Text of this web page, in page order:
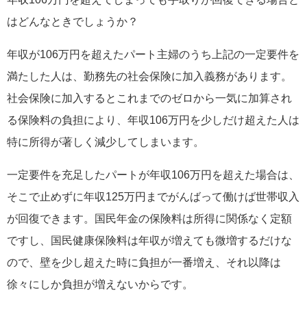
はどんなときでしょうか？
年収が106万円を超えたパート主婦のうち上記の一定要件を
満たした人は、勤務先の社会保険に加入義務があります。
社会保険に加入するとこれまでのゼロから一気に加算され
る保険料の負担により、年収106万円を少しだけ超えた人は
特に所得が著しく減少してしまいます。
一定要件を充足したパートが年収106万円を超えた場合は、
そこで止めずに年収125万円までがんばって働けば世帯収入
が回復できます。国民年金の保険料は所得に関係なく定額
ですし、国民健康保険料は年収が増えても微増するだけな
ので、壁を少し超えた時に負担が一番増え、それ以降は
徐々にしか負担が増えないからです。